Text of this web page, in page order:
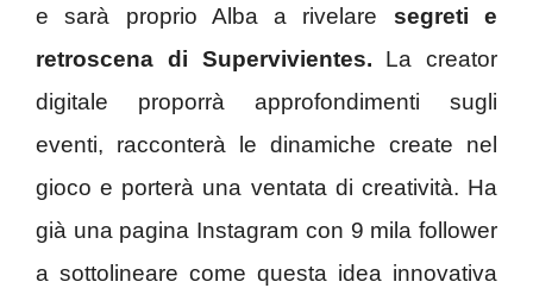
e sarà proprio Alba a rivelare segreti e
retroscena di Supervivientes. La creator
digitale proporrà approfondimenti sugli
eventi, racconterà le dinamiche create nel
gioco e porterà una ventata di creatività. Ha
già una pagina Instagram con 9 mila follower
a sottolineare come questa idea innovativa